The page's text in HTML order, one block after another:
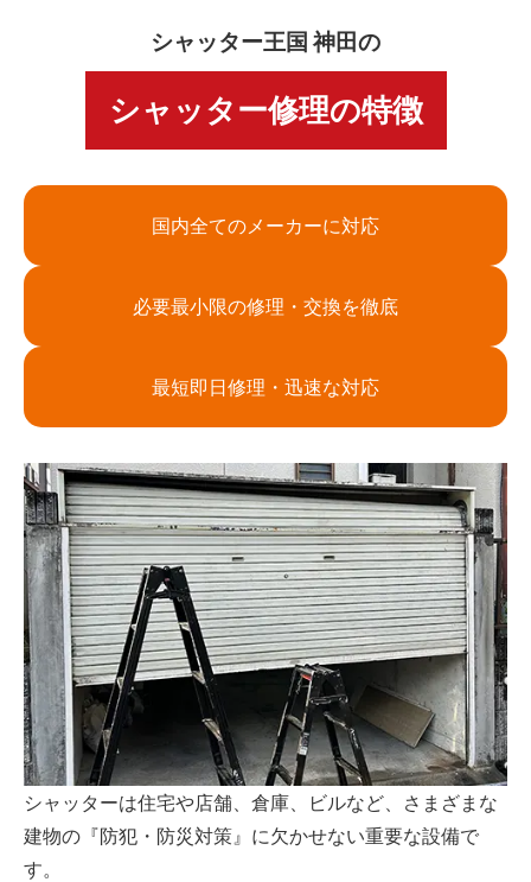
シャッター王国 神田の
シャッター修理の特徴
国内全てのメーカーに対応
必要最小限の修理・交換を徹底
最短即日修理・迅速な対応
シャッターは住宅や店舗、倉庫、ビルなど、さまざまな
建物の『防犯・防災対策』に欠かせない重要な設備で
す。